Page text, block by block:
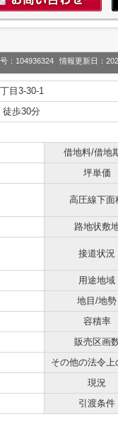
：104936324 情報更新日：
目3-30-1
徒歩30分
借地料/借地
坪単価
高圧線下面
路地状敷
接道状況
用途地域
地目/地勢
容積率
販売区画
その他の法令上
現況
引渡条件